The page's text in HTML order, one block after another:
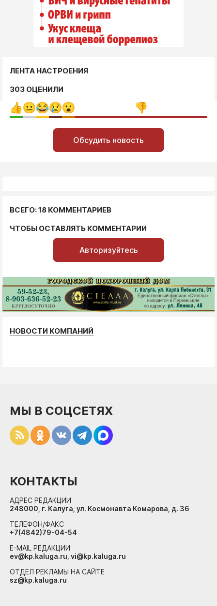
ЛЕНТА НАСТРОЕНИЯ
303 ОЦЕНИЛИ
Обсудить новость
ВСЕГО: 18 КОММЕНТАРИЕВ
ЧТОБЫ ОСТАВЛЯТЬ КОММЕНТАРИИ
Авторизуйтесь
НОВОСТИ КОМПАНИЙ
МЫ В СОЦСЕТЯХ
КОНТАКТЫ
АДРЕС РЕДАКЦИИ
248000, г. Калуга, ул. Космонавта Комарова, д. 36
ТЕЛЕФОН/ФАКС
+7(4842)79-04-54
E-MAIL РЕДАКЦИИ
ev@kp.kaluga.ru, vi@kp.kaluga.ru
ОТДЕЛ РЕКЛАМЫ НА САЙТЕ
sz@kp.kaluga.ru